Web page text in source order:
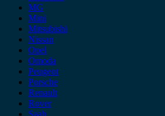
MG
Mini
Mitsubishi
Nissan
Opel
Omoda
Peugeot
Porsche
Renault
Rover
Saab